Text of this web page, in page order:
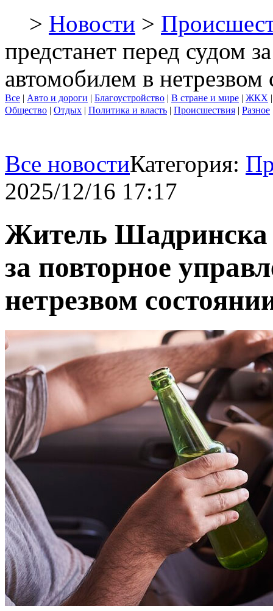
> Новости >
предстанет перед судом
автомобилем в нетрезвом
Все | Авто и дороги | Благоустройство | В стране и мире | ЖКХ
Общество | Отдых | Политика и власть | Происшествия | Разное
Все новостиКатегория:
2025/12/16 17:17
Житель Шадринска
за повторное
нетрезвом